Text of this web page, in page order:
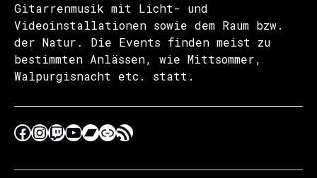
Gitarrenmusik mit Licht- und
Videoinstallationen sowie dem Raum bzw.
der Natur. Die Events finden meist zu
bestimmten Anlässen, wie Mittsommer,
Walpurgisnacht etc. statt.